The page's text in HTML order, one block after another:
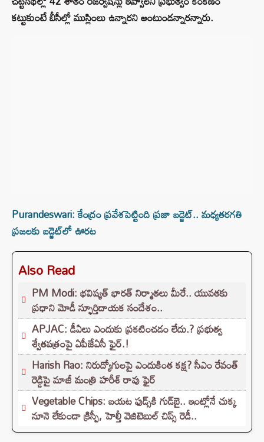
కట్టుకుంటే బీసీల్లో ముస్లింలు ఉన్నారని అంటుండన్నారన్నారు.
Purandeswari: కేంద్రం ప్రవేశపెట్టింది ప్రజా బడ్జెట్.. మధ్యతరగతి
ప్రజలకు బడ్జెట్‌లో ఊరట
Also Read
PM Modi: భవిష్యత్ భారత్ నిర్మాతలు మీరే.. యువతకు
ప్రధాని మోడీ స్ఫూర్తిదాయక సందేశం..
APJAC: డీఏలు ఎందుకు ప్రకటించడం లేదు.? ప్రభుత్వ
శ్వేతపత్రంపై ఏపీజేఏసీ ఫైర్.!
Harish Rao: నిరుద్యోగులపై ఎందుకింత కక్ష? సీఎం రేవంత్
రెడ్డిపై మాజీ మంత్రి హరీశ్ రావు ఫైర్
Vegetable Chips: బయట ఫుడ్స్‌కి గుడ్‌బై.. ఇంట్లోనే చుక్క
నూనె లేకుండా క్రిస్పీ, హెల్తీ వెజిటెబుల్ చిప్స్ రెడీ..